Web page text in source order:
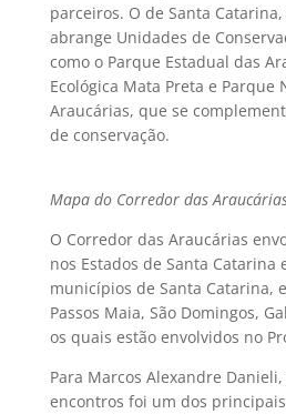
parceiros. O de Santa
abrange Unidades de
como o Parque Estadual das
Ecológica Mata Preta e Parque
Araucárias, que se
de conservação.
Mapa do Corredor das
O Corredor das Araucárias
nos Estados de Santa Catarina
municípios de Santa Catarina,
Passos Maia, São Domingos,
os quais estão envolvidos no
Para Marcos Alexandre
encontros foi um dos